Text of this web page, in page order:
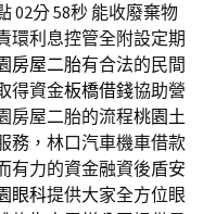
02分 58秒 能收廢棄物
環利息控管全附設定期
房屋二胎有合法的民間
得資金板橋借錢協助營
房屋二胎的流程桃園土
務，林口汽車機車借款
有力的資金融資後盾安
眼科提供大家全方位眼